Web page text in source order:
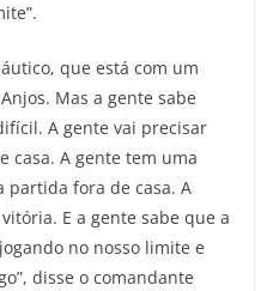
que está com um
Mas a gente sabe
A gente vai precisar
casa. A gente tem uma
partida fora de casa. A
E a gente sabe que a
no nosso limite e
disse o comandante